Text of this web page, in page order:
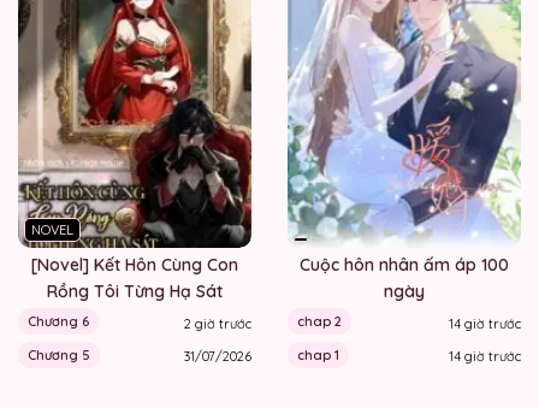
NOVEL
[Novel] Kết Hôn Cùng Con
Rồng Tôi Từng Hạ Sát
Chương 6
2 giờ trước
Chương 5
31/07/2026
Cuộc hôn nhân ấm áp 100
ngày
chap 2
14 giờ trước
chap 1
14 giờ trước